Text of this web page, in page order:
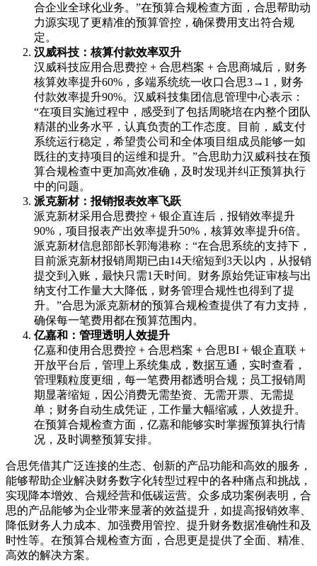
合企业全球化业务。”在预算合规检查方面，合思帮助动
力源实现了更精准的预算管控，确保费用支出符合规
定。
汉威科技：核算付款效率双升
汉威科技应用合思费控 + 合思档案 + 合思商城后，财务
核算效率提升60%，多端系统统一收口合思3→1，财务
付款效率提升90%。汉威科技集团信息管理中心表示：
“在项目实施过程中，感受到了包括周晓培在内整个团队
精湛的业务水平，认真负责的工作态度。目前，威支付
系统运行稳定，希望贵公司和全体项目组成员能够一如
既往的支持项目的运维和提升。”合思助力汉威科技在预
算合规检查中更加高效准确，及时发现并纠正预算执行
中的问题。
派克新材：报销报表效率飞跃
派克新材采用合思费控 + 银企直连后，报销效率提升
90%，项目报表产出效率提升50%，核算效率提升6倍。
派克新材信息部部长郭海港称：“在合思系统的支持下，
目前派克新材报销周期已由14天缩短到3天以内，从报销
提交到入账，最快只需1天时间。财务原始凭证审核与出
纳支付工作量大大降低，财务管理合规性也得到了提
升。”合思为派克新材的预算合规检查提供了有力支持，
确保每一笔费用都在预算范围内。
亿嘉和：管理透明人效提升
亿嘉和使用合思费控 + 合思档案 + 合思BI + 银企直联 +
开放平台后，管理上系统集成，数据互通，实时查看，
管理颗粒度更细，每一笔费用都透明合规；员工报销周
期显著缩短，因公消费无需垫资、无需开票、无需提
单；财务自动生成凭证，工作量大幅缩减，人效提升。
在预算合规检查方面，亿嘉和能够实时掌握预算执行情
况，及时调整预算安排。
合思凭借其广泛连接的生态、创新的产品功能和高效的服务，
能够帮助企业解决财务数字化转型过程中的各种痛点和挑战，
实现降本增效、合规经营和低碳运营。众多成功案例表明，合
思的产品能够为企业带来显著的效益提升，如提高报销效率、
降低财务人力成本、加强费用管控、提升财务数据准确性和及
时性等。在预算合规检查方面，合思更是提供了全面、精准、
高效的解决方案。